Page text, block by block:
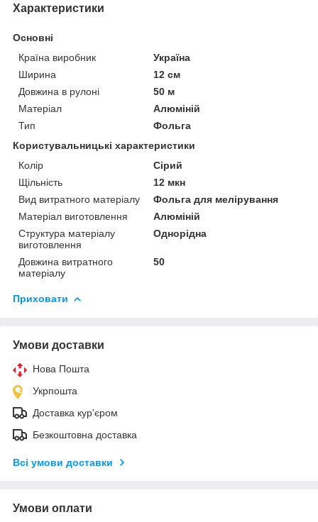
Характеристики
Основні
Країна виробник
Україна
Ширина
12 см
Довжина в рулоні
50 м
Матеріал
Алюміній
Тип
Фольга
Користувальницькі характеристики
Колір
Сірий
Щільність
12 мкн
Вид витратного матеріалу
Фольга для мелірування
Матеріал виготовлення
Алюміній
Структура матеріалу
виготовлення
Однорідна
Довжина витратного
матеріалу
50
Приховати
Умови доставки
Нова Пошта
Укрпошта
Доставка кур'єром
Безкоштовна доставка
Всі умови доставки
Умови оплати